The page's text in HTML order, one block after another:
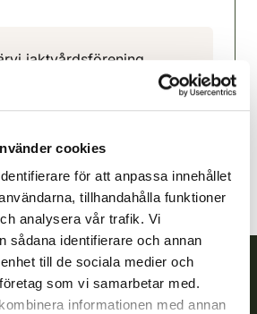
cookies
för att anpassa innehållet
tillhandahålla funktioner
analysera vår trafik. Vi
sådana identifierare och annan
till de sociala medier och
som vi samarbetar med.
informationen med annan
jaktvårdsförening